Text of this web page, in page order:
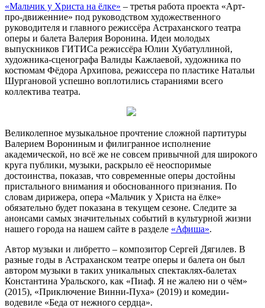
«Мальчик у Христа на ёлке» – третья работа проекта «Арт-
про-движенние» под руководством художественного
руководителя и главного режиссёра Астраханского театра
оперы и балета Валерия Воронина. Идеи молодых
выпускников ГИТИСа режиссёра Юлии Хубатуллиной,
художника-сценографа Валиды Кажлаевой, художника по
костюмам Фёдора Архипова, режиссера по пластике Натальи
Шургановой успешно воплотились стараниями всего
коллектива театра.
Великолепное музыкальное прочтение сложной партитуры
Валерием Ворониным и филигранное исполнение
академической, но всё же не совсем привычной для широкого
круга публики, музыки, раскрыло её неоспоримые
достоинства, показав, что современные оперы достойны
пристального внимания и обоснованного признания. По
словам дирижера, опера «Мальчик у Христа на ёлке»
обязательно будет показана в текущем сезоне. Следите за
анонсами самых значительных событий в культурной жизни
нашего города на нашем сайте в разделе «Афиша».
Автор музыки и либретто – композитор Сергей Дягилев. В
разные годы в Астраханском театре оперы и балета он был
автором музыки в таких уникальных спектаклях-балетах
Константина Уральского, как «Пиаф. Я не жалею ни о чём»
(2015), «Приключение Винни-Пуха» (2019) и комедии-
водевиле «Беда от нежного сердца».